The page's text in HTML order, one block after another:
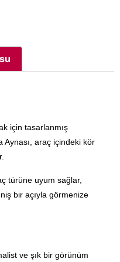
için tasarlanmış
Aynası , araç içindeki kör
türüne uyum sağlar,
bir açıyla görmenize
ve şık bir görünüm